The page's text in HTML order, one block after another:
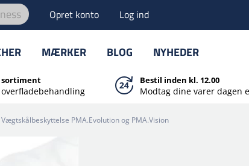
Opret konto Log ind
MÆRKER BLOG NYHEDER
sortiment Bestil inden kl. 12.00
Modtag dine varer dagen
Vægtskålbeskyttelse PMA.Evolution og PMA.Vision